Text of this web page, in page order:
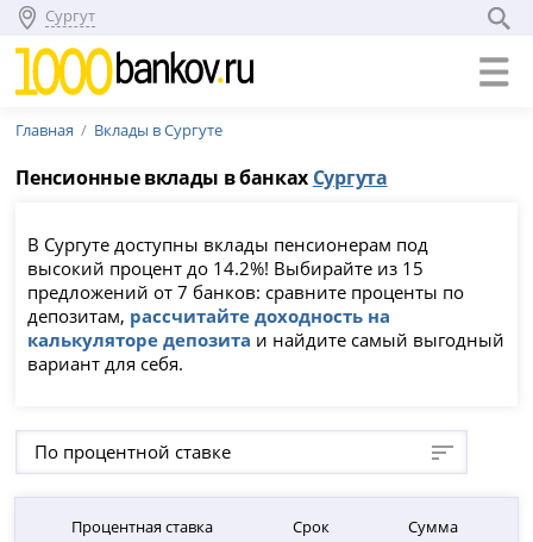
Сургут
Главная Вклады в Сургуте
Пенсионные вклады в банках Сургута
В Сургуте доступны вклады пенсионерам под
высокий процент до 14.2%! Выбирайте из 15
предложений от 7 банков: сравните проценты по
депозитам, рассчитайте доходность на
калькуляторе депозита и найдите самый выгодный
вариант для себя.
По процентной ставке
Процентная ставка Срок Сумма